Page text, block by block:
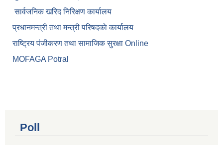
सार्वजनिक खरिद निरिक्षण कार्यालय
प्रधानमन्त्री तथा मन्त्री परिषदकाे कार्यालय
राष्ट्रिय पंजीकरण तथा सामाजिक सुरक्षा Online
MOFAGA Potral
Poll